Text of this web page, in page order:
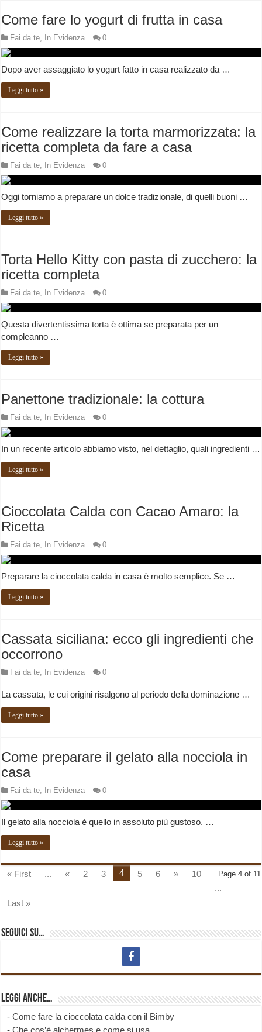
Come fare lo yogurt di frutta in casa
Fai da te, In Evidenza 0
Dopo aver assaggiato lo yogurt fatto in casa realizzato da …
Leggi tutto »
Come realizzare la torta marmorizzata: la
ricetta completa da fare a casa
Fai da te, In Evidenza 0
Oggi torniamo a preparare un dolce tradizionale, di quelli buoni …
Leggi tutto »
Torta Hello Kitty con pasta di zucchero: la
ricetta completa
Fai da te, In Evidenza 0
Questa divertentissima torta è ottima se preparata per un
compleanno …
Leggi tutto »
Panettone tradizionale: la cottura
Fai da te, In Evidenza 0
In un recente articolo abbiamo visto, nel dettaglio, quali ingredienti …
Leggi tutto »
Cioccolata Calda con Cacao Amaro: la
Ricetta
Fai da te, In Evidenza 0
Preparare la cioccolata calda in casa è molto semplice. Se …
Leggi tutto »
Cassata siciliana: ecco gli ingredienti che
occorrono
Fai da te, In Evidenza 0
La cassata, le cui origini risalgono al periodo della dominazione …
Leggi tutto »
Come preparare il gelato alla nocciola in
casa
Fai da te, In Evidenza 0
Il gelato alla nocciola è quello in assoluto più gustoso. …
Leggi tutto »
Page 4 of 11
« First ... « 2 3 4 5 6 »
10
...
Last »
Seguici su…
Leggi anche…
-Come fare la cioccolata calda con il Bimby